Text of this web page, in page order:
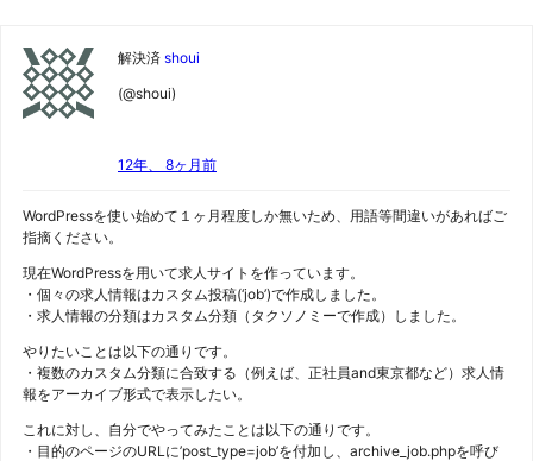
解決済 shoui
(@shoui)
12年、 8ヶ月前
WordPressを使い始めて１ヶ月程度しか無いため、用語等間違いがあればご
指摘ください。
現在WordPressを用いて求人サイトを作っています。
・個々の求人情報はカスタム投稿(‘job’)で作成しました。
・求人情報の分類はカスタム分類（タクソノミーで作成）しました。
やりたいことは以下の通りです。
・複数のカスタム分類に合致する（例えば、正社員and東京都など）求人情
報をアーカイブ形式で表示したい。
これに対し、自分でやってみたことは以下の通りです。
・目的のページのURLに’post_type=job’を付加し、archive_job.phpを呼び